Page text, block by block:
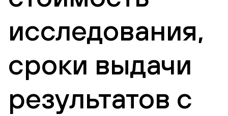
исследования,
сроки выдачи
результатов с